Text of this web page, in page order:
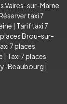
Vaires-sur-Marne
taxi 7
| Tarif taxi 7
places Brou-sur-
7 places
| Taxi 7 places
Beaubourg |